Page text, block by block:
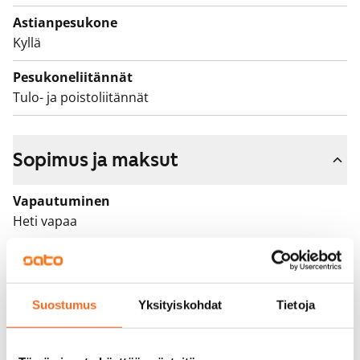
Suostumus Yksityiskohdat Tietoja
Astianpesukone
Kyllä
Pesukoneliitännät
Tulo- ja poistoliitännät
Sopimus ja maksut
Vapautuminen
Heti vapaa
Varallisuusrajat
Vuokra
1 195 €/kk